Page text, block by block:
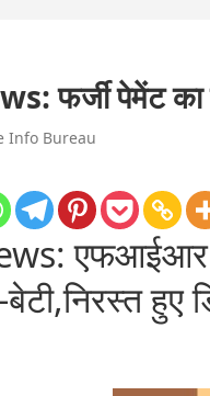
फर्जी पेमेंट का
Info Bureau
एफआईआर
हुए